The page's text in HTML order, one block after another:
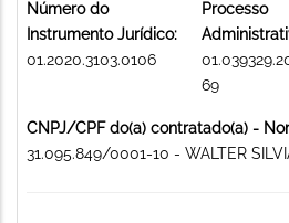
Número do
Instrumento Jurídico:
01.2020.3103.0106
Processo
69
CNPJ/CPF do(a) contratado(a) -
31.095.849/0001-10 - WALTER